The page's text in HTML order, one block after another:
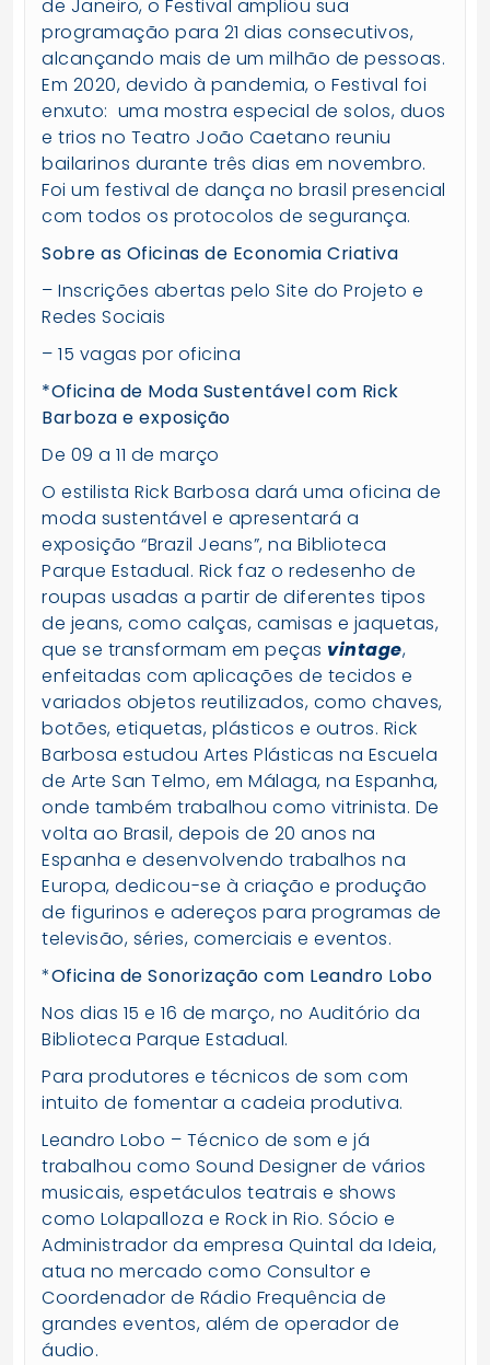
de Janeiro, o Festival ampliou sua
programação para 21 dias consecutivos,
alcançando mais de um milhão de pessoas.
Em 2020, devido à pandemia, o Festival foi
enxuto: uma mostra especial de solos, duos
e trios no Teatro João Caetano reuniu
bailarinos durante três dias em novembro.
Foi um festival de dança no brasil presencial
com todos os protocolos de segurança.
Sobre as Oficinas de Economia Criativa
– Inscrições abertas pelo Site do Projeto e
Redes Sociais
– 15 vagas por oficina
*Oficina de Moda Sustentável com Rick
Barboza e exposição
De 09 a 11 de março
O estilista Rick Barbosa dará uma oficina de
moda sustentável e apresentará a
exposição “Brazil Jeans”, na Biblioteca
Parque Estadual. Rick faz o redesenho de
roupas usadas a partir de diferentes tipos
de jeans, como calças, camisas e jaquetas,
que se transformam em peças vintage,
enfeitadas com aplicações de tecidos e
variados objetos reutilizados, como chaves,
botões, etiquetas, plásticos e outros. Rick
Barbosa estudou Artes Plásticas na Escuela
de Arte San Telmo, em Málaga, na Espanha,
onde também trabalhou como vitrinista. De
volta ao Brasil, depois de 20 anos na
Espanha e desenvolvendo trabalhos na
Europa, dedicou-se à criação e produção
de figurinos e adereços para programas de
televisão, séries, comerciais e eventos.
*Oficina de Sonorização com Leandro Lobo
Nos dias 15 e 16 de março, no Auditório da
Biblioteca Parque Estadual.
Para produtores e técnicos de som com
intuito de fomentar a cadeia produtiva.
Leandro Lobo – Técnico de som e já
trabalhou como Sound Designer de vários
musicais, espetáculos teatrais e shows
como Lolapalloza e Rock in Rio. Sócio e
Administrador da empresa Quintal da Ideia,
atua no mercado como Consultor e
Coordenador de Rádio Frequência de
grandes eventos, além de operador de
áudio.